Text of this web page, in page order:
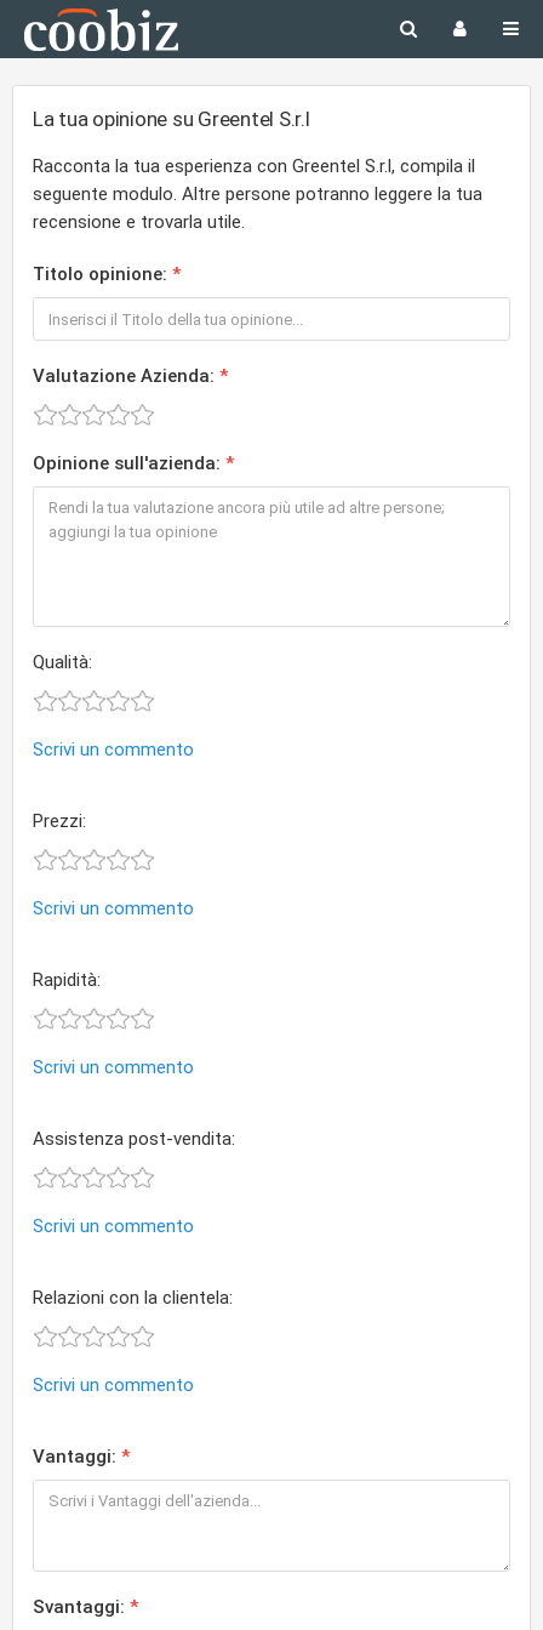
La tua opinione su Greentel S.r.l
Racconta la tua esperienza con Greentel S.r.l, compila il
seguente modulo. Altre persone potranno leggere la tua
recensione e trovarla utile.
Titolo opinione:
Valutazione Azienda:
Opinione sull'azienda:
Qualità:
Scrivi un commento
Prezzi:
Scrivi un commento
Rapidità:
Scrivi un commento
Assistenza post-vendita:
Scrivi un commento
Relazioni con la clientela:
Scrivi un commento
Vantaggi:
Svantaggi: